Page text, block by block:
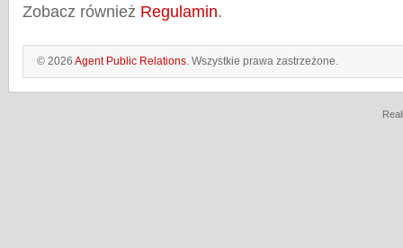
Zobacz również Regulamin.
© 2026 Agent Public Relations. Wszystkie prawa zastrzeżone.